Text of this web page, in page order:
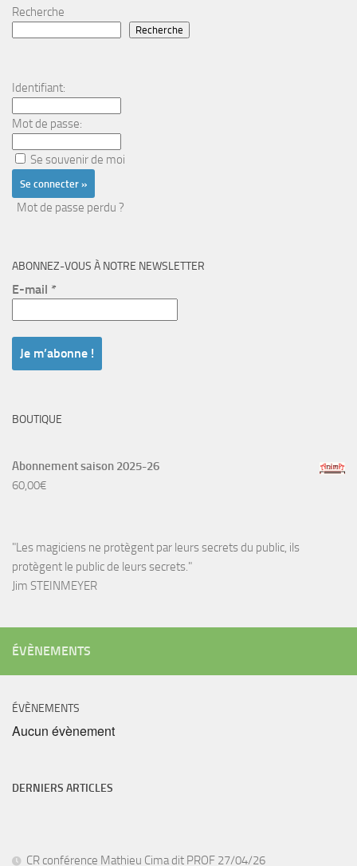
Recherche
Recherche
Identifiant:
Mot de passe:
Se souvenir de moi
Mot de passe perdu ?
ABONNEZ-VOUS À NOTRE NEWSLETTER
E-mail *
BOUTIQUE
Abonnement saison 2025-26
60,00€
"Les magiciens ne protègent par leurs secrets du public, ils
protègent le public de leurs secrets."
Jim STEINMEYER
ÉVÈNEMENTS
ÉVÈNEMENTS
Aucun évènement
DERNIERS ARTICLES
CR conférence Mathieu Cima dit PROF 27/04/26